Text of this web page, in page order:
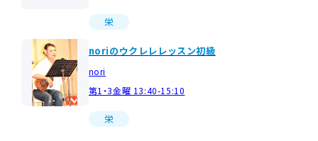
栄
noriのウクレレレッスン初級
nori
第1・3金曜 13:40-15:10
栄